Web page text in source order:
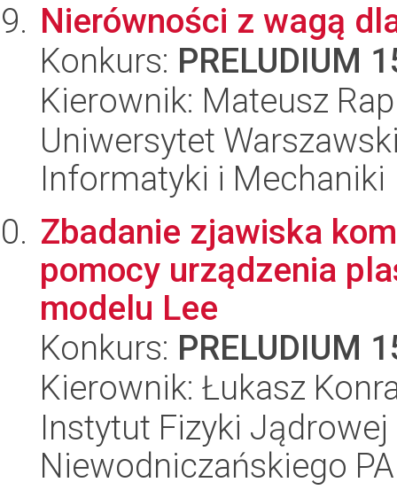
Nierówności z wagą
Konkurs: PRELUDIUM
Kierownik: Mateusz
Uniwersytet
Informatyki i Mechaniki
Zbadanie zjawiska
pomocy urządzenia
modelu Lee
Konkurs: PRELUDIUM
Kierownik: Łukasz
Instytut Fizyki
Niewodniczańskiego